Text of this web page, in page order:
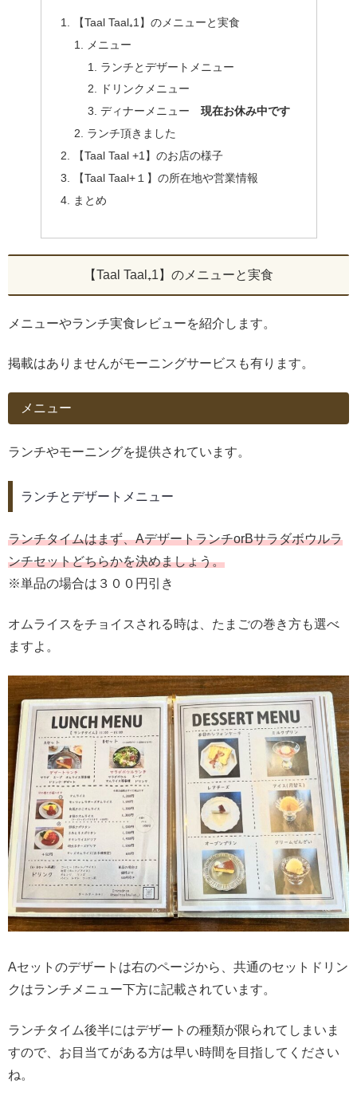
【Taal Taal₊1】のメニューと実食
メニュー
ランチとデザートメニュー
ドリンクメニュー
ディナーメニュー現在お休み中です
ランチ頂きました
【Taal Taal +1】のお店の様子
【Taal Taal+１】の所在地や営業情報
まとめ
【Taal Taal₊1】のメニューと実食
メニューやランチ実食レビューを紹介します。
掲載はありませんがモーニングサービスも有ります。
メニュー
ランチやモーニングを提供されています。
ランチとデザートメニュー
ランチタイムはまず、AデザートランチorBサラダボウルラ
ンチセットどちらかを決めましょう。
※単品の場合は３００円引き
オムライスをチョイスされる時は、たまごの巻き方も選べ
ますよ。
Aセットのデザートは右のページから、共通のセットドリン
クはランチメニュー下方に記載されています。
ランチタイム後半にはデザートの種類が限られてしまいま
すので、お目当てがある方は早い時間を目指してください
ね。